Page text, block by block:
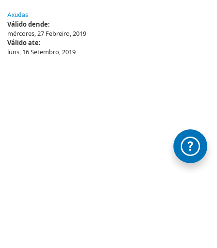
Axudas
Válido dende:
mércores, 27 Febreiro, 2019
Válido ate:
luns, 16 Setembro, 2019